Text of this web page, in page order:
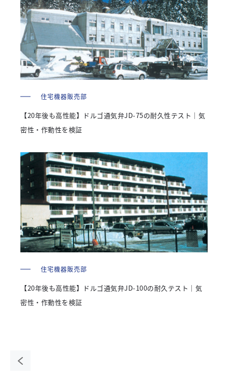
住宅機器販売部
【20年後も高性能】ドルゴ通気弁JD-75の耐久性テスト｜気
密性・作動性を検証
住宅機器販売部
【20年後も高性能】ドルゴ通気弁JD-100の耐久テスト｜気
密性・作動性を検証